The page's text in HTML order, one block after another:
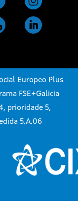
Europeo Plus
FSE+Galicia
prioridade 5,
5.A.06